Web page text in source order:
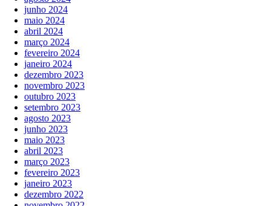
junho 2024
maio 2024
abril 2024
março 2024
fevereiro 2024
janeiro 2024
dezembro 2023
novembro 2023
outubro 2023
setembro 2023
agosto 2023
junho 2023
maio 2023
abril 2023
março 2023
fevereiro 2023
janeiro 2023
dezembro 2022